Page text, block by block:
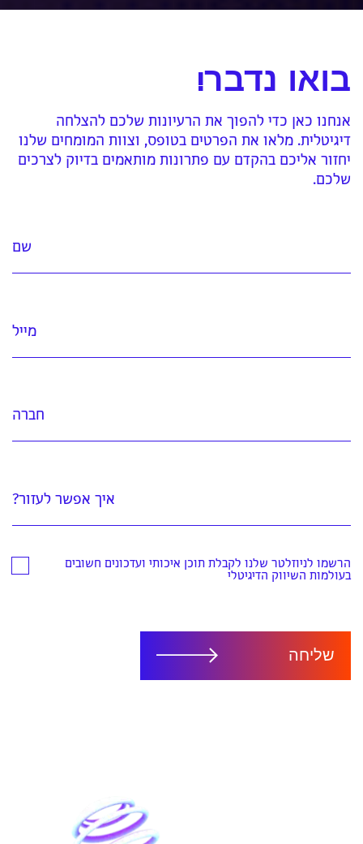
בואו נדבר!
אנחנו כאן כדי להפוך את הרעיונות שלכם להצלחה
דיגיטלית. מלאו את הפרטים בטופס, וצוות המומחים שלנו
יחזור אליכם בהקדם עם פתרונות מותאמים בדיוק לצרכים
שלכם.
שם
מייל
חברה
איך אפשר לעזור?
הרשמו לניוזלטר שלנו לקבלת תוכן איכותי ועדכונים חשובים
בעולמות השיווק הדיגיטלי
שליחה